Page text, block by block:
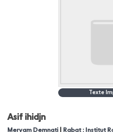
Texte
Asif ihidjn
Meryam Demnati Rabat : Institut